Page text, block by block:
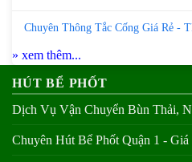
Chuyên Thông Tắc Cống Giá Rẻ -
» xem thêm...
HÚT BỂ PHỐT
Dịch Vụ Vận Chuyển Bùn Thải,
Chuyên Hút Bể Phốt Quận 1 - Giá